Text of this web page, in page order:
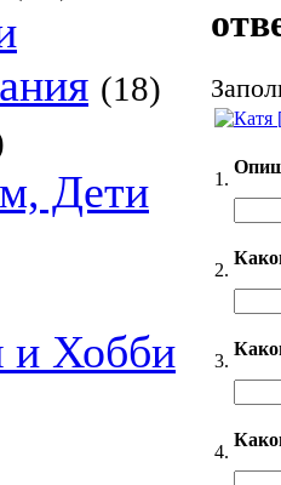
(18)
Дети
и Хобби
1.
2.
3.
4.